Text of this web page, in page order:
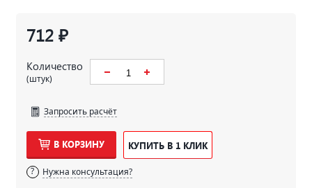
712 ₽
Количество
(штук)
Запросить расчёт
В КОРЗИНУ КУПИТЬ В 1 КЛИК
Нужна консультация?